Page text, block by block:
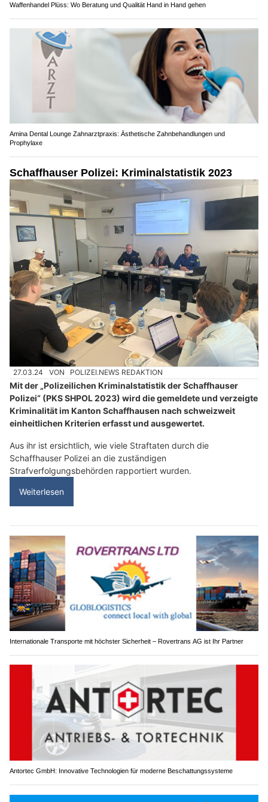
Waffenhandel Plüss: Wo Beratung und Qualität Hand in Hand gehen
Amina Dental Lounge Zahnarztpraxis: Ästhetische Zahnbehandlungen und
Prophylaxe
Schaffhauser Polizei: Kriminalstatistik 2023
27.03.24 VON POLIZEI.NEWS REDAKTION
Mit der „Polizeilichen Kriminalstatistik der Schaffhauser
Polizei“ (PKS SHPOL 2023) wird die gemeldete und verzeigte
Kriminalität im Kanton Schaffhausen nach schweizweit
einheitlichen Kriterien erfasst und ausgewertet.
Aus ihr ist ersichtlich, wie viele Straftaten durch die
Schaffhauser Polizei an die zuständigen
Strafverfolgungsbehörden rapportiert wurden.
Weiterlesen
Internationale Transporte mit höchster Sicherheit – Rovertrans AG ist Ihr Partner
Antortec GmbH: Innovative Technologien für moderne Beschattungssysteme